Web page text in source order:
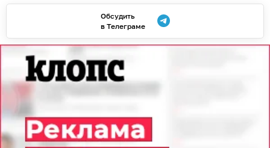
Обсудить
в Телеграме